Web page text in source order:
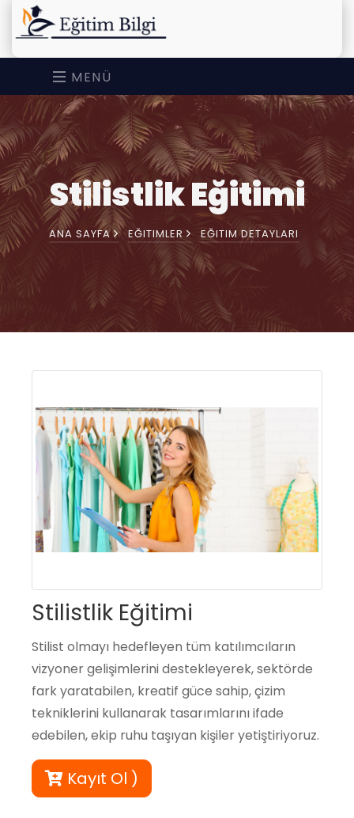
MENÜ
Stilistlik Eğitimi
ANA SAYFA EĞITIMLER EĞITIM DETAYLARI
Stilistlik Eğitimi
Stilist olmayı hedefleyen tüm katılımcıların
vizyoner gelişimlerini destekleyerek, sektörde
fark yaratabilen, kreatif güce sahip, çizim
tekniklerini kullanarak tasarımlarını ifade
edebilen, ekip ruhu taşıyan kişiler yetiştiriyoruz.
Kayıt Ol )